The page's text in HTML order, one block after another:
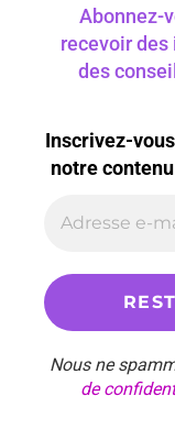
Abonnez-
recevoir
des
Inscrivez-
notre
Nous ne
de